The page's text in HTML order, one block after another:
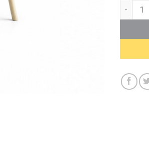
Ghế